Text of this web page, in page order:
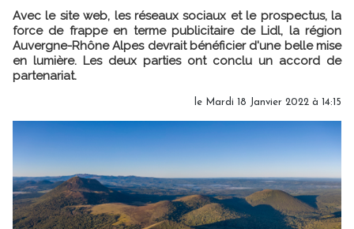
Avec le site web, les réseaux sociaux et le prospectus, la
force de frappe en terme publicitaire de Lidl, la région
Auvergne-Rhône Alpes devrait bénéficier d'une belle mise
en lumière. Les deux parties ont conclu un accord de
partenariat.
le Mardi 18 Janvier 2022 à 14:15